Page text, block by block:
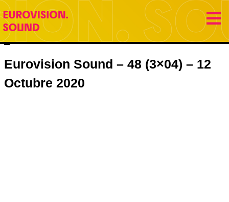
Eurovision Sound
12 octubre 2020
Jose Gracia
Eurovision Sound – 48 (3×04) – 12
Octubre 2020